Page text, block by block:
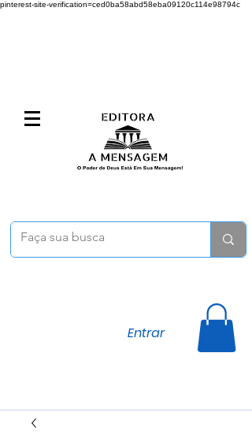
pinterest-site-verification=ced0ba58abd58eba09120c114e98794c
Entrar